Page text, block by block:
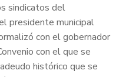
sindicatos del
presidente municipal
con el gobernador
con el que se
histórico que se